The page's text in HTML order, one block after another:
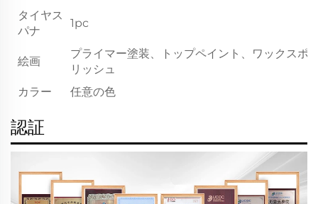
タイヤス
パナ
1pc
絵画
プライマー塗装、トップペイント、ワックスポ
リッシュ
カラー
任意の色
認証